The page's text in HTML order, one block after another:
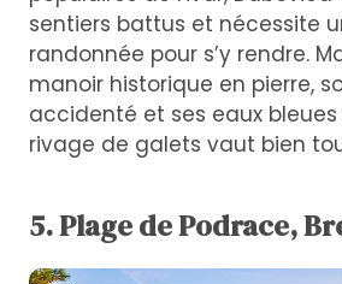
sentiers battus et nécessite
randonnée pour s’y rendre.
manoir historique en pierre,
accidenté et ses eaux bleues
rivage de galets vaut bien
5. Plage de Podrace,